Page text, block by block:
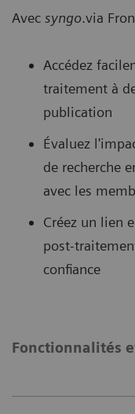
Avec syngo.via
Accédez
traitement à
publication
Évaluez
de recherche
avec les
Créez un lien
post-
confiance
Fonctionnalités